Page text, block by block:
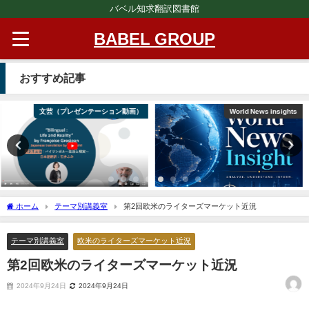
バベル知求翻訳図書館
BABEL GROUP
おすすめ記事
World News insights 文芸（プレゼンテーション動画）
ホーム テーマ別講義室 第2回欧米のライターズマーケット近況
テーマ別講義室 欧米のライターズマーケット近況
第2回欧米のライターズマーケット近況
2024年9月24日 2024年9月24日